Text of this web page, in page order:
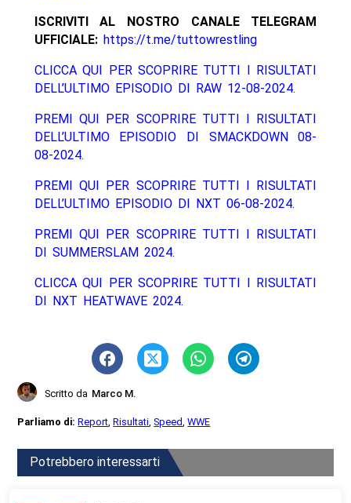
ISCRIVITI AL NOSTRO CANALE TELEGRAM
UFFICIALE: https://t.me/tuttowrestling
CLICCA QUI PER SCOPRIRE TUTTI I RISULTATI
DELL’ULTIMO EPISODIO DI RAW 12-08-2024.
PREMI QUI PER SCOPRIRE TUTTI I RISULTATI
DELL’ULTIMO EPISODIO DI SMACKDOWN 08-
08-2024.
PREMI QUI PER SCOPRIRE TUTTI I RISULTATI
DELL’ULTIMO EPISODIO DI NXT 06-08-2024.
PREMI QUI PER SCOPRIRE TUTTI I RISULTATI
DI SUMMERSLAM 2024.
CLICCA QUI PER SCOPRIRE TUTTI I RISULTATI
DI NXT HEATWAVE 2024.
Scritto da Marco M.
Parliamo di:Report,Risultati,Speed,WWE
Potrebbero interessarti